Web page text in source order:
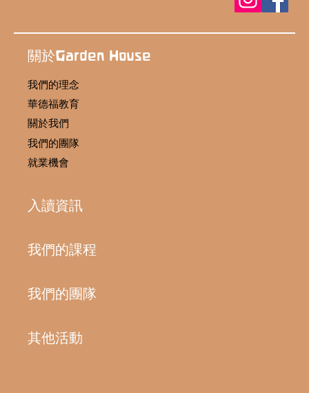
關於Garden House
我們的理念
華德福教育
關於我們
我們的團隊
就業機會
入讀資訊
我們的課程
我們的團隊
其他活動